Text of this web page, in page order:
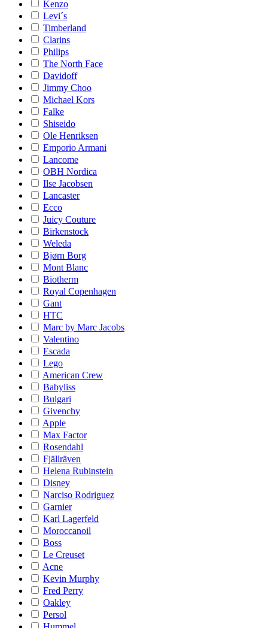
Kenzo
Levi´s
Timberland
Clarins
Philips
The North Face
Davidoff
Jimmy Choo
Michael Kors
Falke
Shiseido
Ole Henriksen
Emporio Armani
Lancome
OBH Nordica
Ilse Jacobsen
Lancaster
Ecco
Juicy Couture
Birkenstock
Weleda
Bjørn Borg
Mont Blanc
Biotherm
Royal Copenhagen
Gant
HTC
Marc by Marc Jacobs
Valentino
Escada
Lego
American Crew
Babyliss
Bulgari
Givenchy
Apple
Max Factor
Rosendahl
Fjällräven
Helena Rubinstein
Disney
Narciso Rodriguez
Garnier
Karl Lagerfeld
Moroccanoil
Boss
Le Creuset
Acne
Kevin Murphy
Fred Perry
Oakley
Persol